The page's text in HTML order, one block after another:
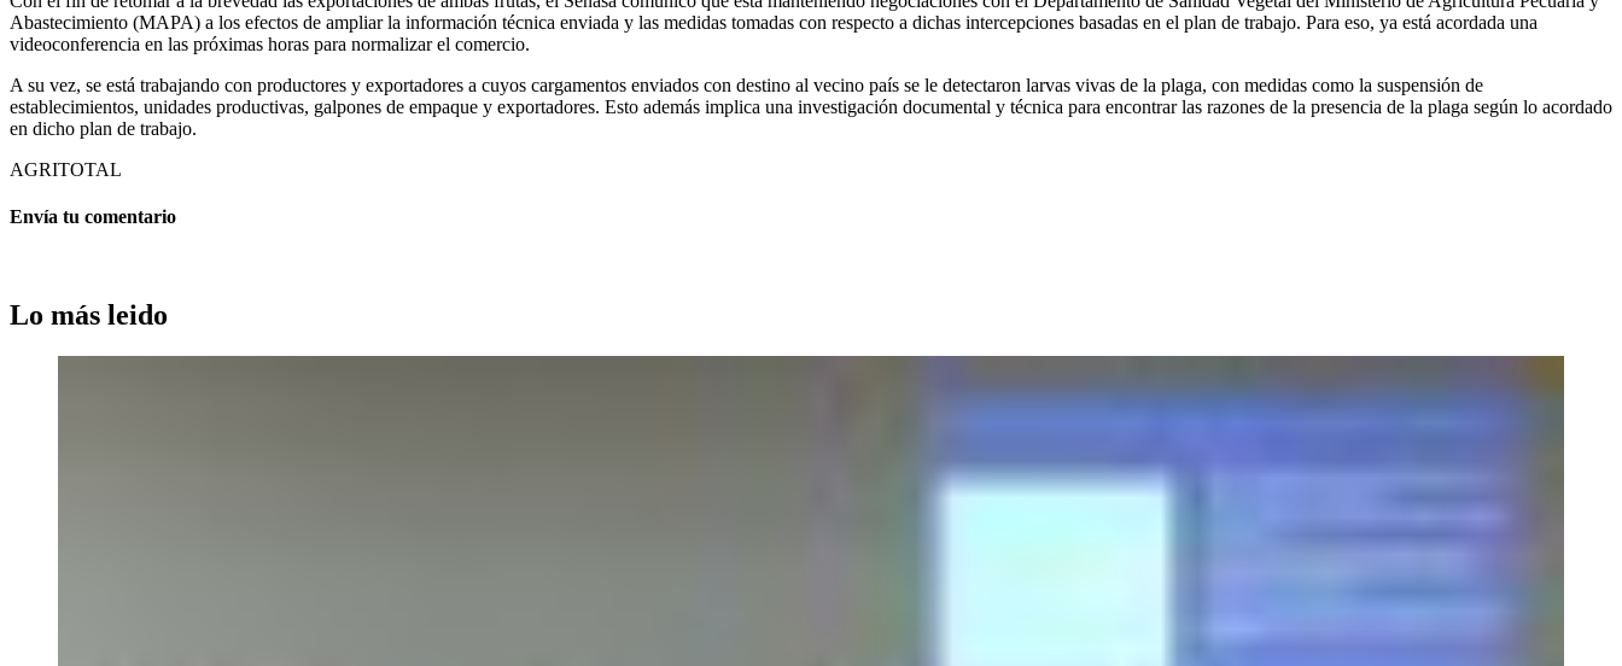
Abastecimiento (MAPA) a los efectos de ampliar la información técnica enviada y las medidas tomadas con respecto a dichas intercepciones basadas en el plan de trabajo. Para eso, ya está acordada una
videoconferencia en las próximas horas para normalizar el comercio.
A su vez, se está trabajando con productores y exportadores a cuyos cargamentos enviados con destino al vecino país se le detectaron larvas vivas de la plaga, con medidas como la suspensión de
establecimientos, unidades productivas, galpones de empaque y exportadores. Esto además implica una investigación documental y técnica para encontrar las razones de la presencia de la plaga según lo acordado
en dicho plan de trabajo.
AGRITOTAL
Envía tu comentario
Lo más leido